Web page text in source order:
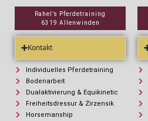
Rahel’s Pferdetraining
6319 Allenwinden
Kontakt
Individuelles Pferdetraining
Bodenarbeit
Dualaktivierung & Equikinetic
Freiheitsdressur & Zirzensik
Horsemanship